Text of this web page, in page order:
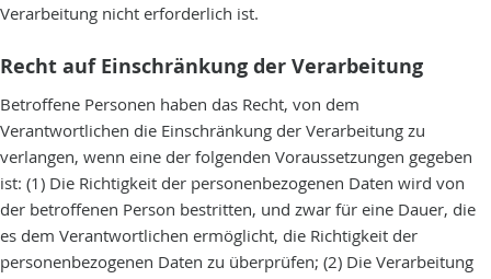
Verarbeitung nicht erforderlich ist.
Recht auf Einschränkung der Verarbeitung
Betroffene Personen haben das Recht, von dem
Verantwortlichen die Einschränkung der Verarbeitung zu
verlangen, wenn eine der folgenden Voraussetzungen gegeben
ist: (1) Die Richtigkeit der personenbezogenen Daten wird von
der betroffenen Person bestritten, und zwar für eine Dauer, die
es dem Verantwortlichen ermöglicht, die Richtigkeit der
personenbezogenen Daten zu überprüfen; (2) Die Verarbeitung